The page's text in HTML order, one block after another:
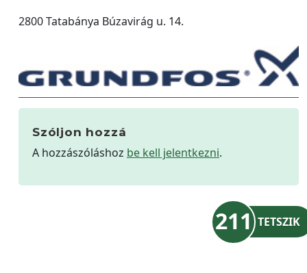
2800 Tatabánya Búzavirág u. 14.
Szóljon hozzá
A hozzászóláshoz be kell jelentkezni.
211 TETSZIK